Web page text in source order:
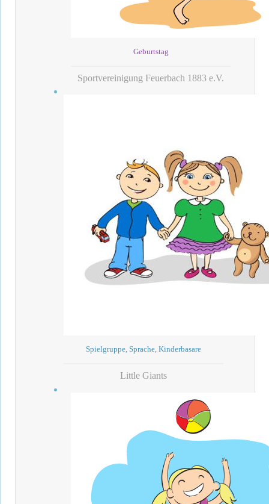
Geburtstag
Sportvereinigung Feuerbach 1883 e.V.
Spielgruppe, Sprache, Kinderbasare
Little Giants